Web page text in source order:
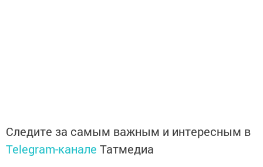
Следите за самым важным и интересным в
Telegram-канале Татмедиа